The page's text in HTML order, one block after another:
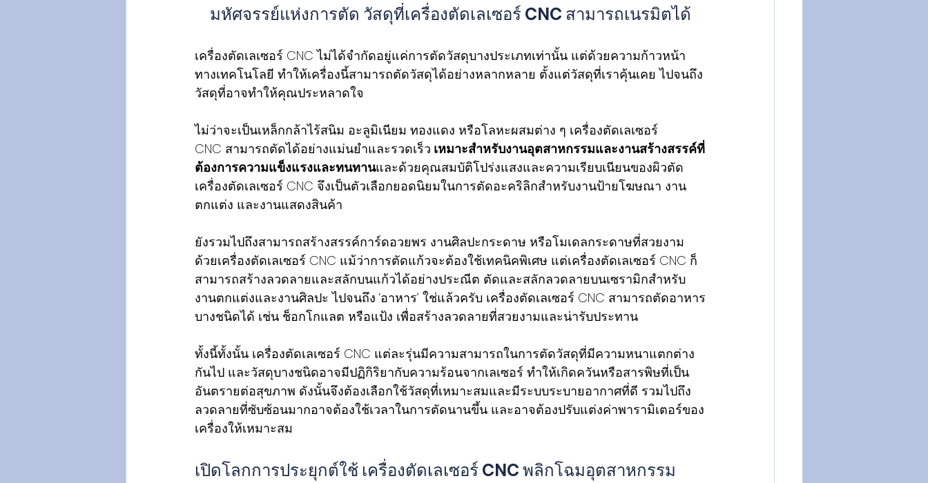
มหัศจรรย์แห่งการตัด วัสดุที่เครื่องตัดเลเซอร์ CNC สามารถเนรมิตได้
เครื่องตัดเลเซอร์ CNC ไม่ได้จำกัดอยู่แค่การตัดวัสดุบางประเภทเท่านั้น แต่ด้วยความก้าวหน้า
ทางเทคโนโลยี ทำให้เครื่องนี้สามารถตัดวัสดุได้อย่างหลากหลาย ตั้งแต่วัสดุที่เราคุ้นเคย ไปจนถึง
วัสดุที่อาจทำให้คุณประหลาดใจ
ไม่ว่าจะเป็นเหล็กกล้าไร้สนิม อะลูมิเนียม ทองแดง หรือโลหะผสมต่าง ๆ เครื่องตัดเลเซอร์
CNC สามารถตัดได้อย่างแม่นยำและรวดเร็ว เหมาะสำหรับงานอุตสาหกรรมและงานสร้างสรรค์ที่
ต้องการความแข็งแรงและทนทานและด้วยคุณสมบัติโปร่งแสงและความเรียบเนียนของผิวตัด
เครื่องตัดเลเซอร์ CNC จึงเป็นตัวเลือกยอดนิยมในการตัดอะคริลิกสำหรับงานป้ายโฆษณา งาน
ตกแต่ง และงานแสดงสินค้า
ยังรวมไปถึงสามารถสร้างสรรค์การ์ดอวยพร งานศิลปะกระดาษ หรือโมเดลกระดาษที่สวยงาม
ด้วยเครื่องตัดเลเซอร์ CNC แม้ว่าการตัดแก้วจะต้องใช้เทคนิคพิเศษ แต่เครื่องตัดเลเซอร์ CNC ก็
สามารถสร้างลวดลายและสลักบนแก้วได้อย่างประณีต ตัดและสลักลวดลายบนเซรามิกสำหรับ
งานตกแต่งและงานศิลปะ ไปจนถึง ‘อาหาร’ ใช่แล้วครับ เครื่องตัดเลเซอร์ CNC สามารถตัดอาหาร
บางชนิดได้ เช่น ช็อกโกแลต หรือแป้ง เพื่อสร้างลวดลายที่สวยงามและน่ารับประทาน
ทั้งนี้ทั้งนั้น เครื่องตัดเลเซอร์ CNC แต่ละรุ่นมีความสามารถในการตัดวัสดุที่มีความหนาแตกต่าง
กันไป และวัสดุบางชนิดอาจมีปฏิกิริยากับความร้อนจากเลเซอร์ ทำให้เกิดควันหรือสารพิษที่เป็น
อันตรายต่อสุขภาพ ดังนั้นจึงต้องเลือกใช้วัสดุที่เหมาะสมและมีระบบระบายอากาศที่ดี รวมไปถึง
ลวดลายที่ซับซ้อนมากอาจต้องใช้เวลาในการตัดนานขึ้น และอาจต้องปรับแต่งค่าพารามิเตอร์ของ
เครื่องให้เหมาะสม
เปิดโลกการประยุกต์ใช้ เครื่องตัดเลเซอร์ CNC พลิกโฉมอุตสาหกรรม